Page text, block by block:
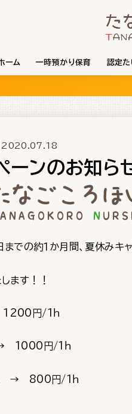
ーム 一時預かり保育 認定た
2020.07.18
ーンのお知ら
の約１か月間、夏休みキ
ます！！
円/1ｈ
→ 1000円/1ｈ
1ｈ → 800円/1ｈ